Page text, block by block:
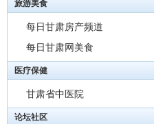
旅游美食
每日甘肃房产频道
每日甘肃网美食
医疗保健
甘肃省中医院
论坛社区